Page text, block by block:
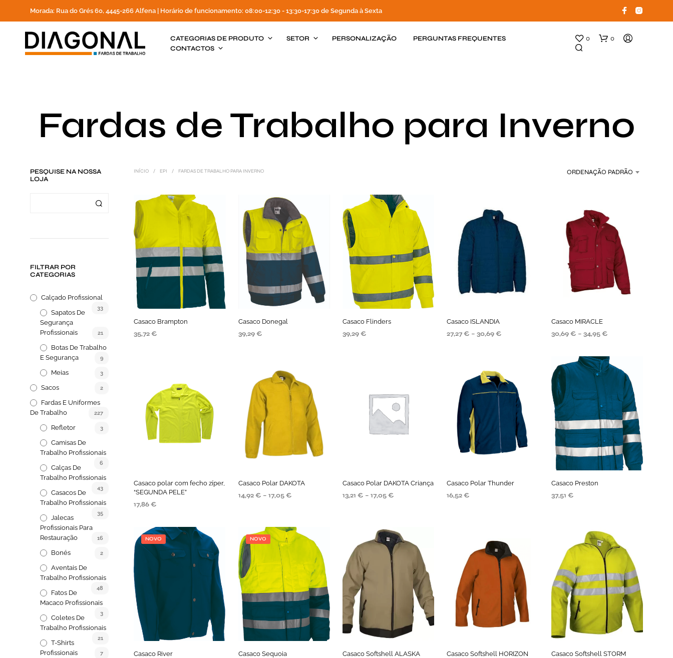
Morada: Rua do Grés 60, 4445-266 Alfena | Horário de funcionamento: 08:00-12:30 - 13:30-17:30 de Segunda à Sexta
CATEGORIAS DE PRODUTO SETOR PERSONALIZAÇÃO
PERGUNTAS FREQUENTES
CONTACTOS
0 0
Fardas de Trabalho para Inverno
PESQUISE NA NOSSA
LOJA
FILTRAR POR
CATEGORIAS
Calçado Profissional
33
Sapatos De
Segurança
Profissionais
21
Botas De Trabalho
E Segurança
9
Meias 3
Sacos 2
Fardas E Uniformes
De Trabalho
227
Refletor 3
Camisas De
Trabalho Profissionais
6
Calças De
Trabalho Profissionais
43
Casacos De
Trabalho Profissionais
35
Jalecas
Profissionais Para
Restauração
16
Bonés 2
Aventais De
Trabalho Profissionais
48
Fatos De
Macaco Profissionais
3
Coletes De
Trabalho Profissionais
21
T-Shirts
Profissionais
7
INÍCIO / EPI / FARDAS DE TRABALHO PARA INVERNO ORDENAÇÃO PADRÃO
Casaco Brampton
35,72€
Casaco Donegal
39,29€
Casaco Flinders
39,29€
Casaco ISLANDIA
27,27€ – 30,69€
Casaco MIRACLE
30,69€ – 34,95€
Casaco polar com fecho zíper,
“SEGUNDA PELE”
17,86€
Casaco Polar DAKOTA
14,92€ – 17,05€
Casaco Polar DAKOTA Criança
13,21 € – 17,05€
Casaco Polar Thunder
16,52€
Casaco Preston
37,51 €
NOVO
Casaco River
NOVO
Casaco Sequoia Casaco Softshell ALASKA
Casaco Softshell HORIZON
Casaco Softshell STORM